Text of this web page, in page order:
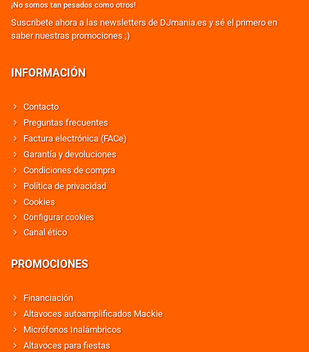
¡No somos tan pesados como otros!
Suscribete ahora a las newsletters de DJmania.es y sé el primero en
saber nuestras promociones ;)
INFORMACIÓN
Contacto
Preguntas frecuentes
Factura electrónica (FACe)
Garantía y devoluciones
Condiciones de compra
Política de privacidad
Cookies
Configurar cookies
Canal ético
PROMOCIONES
Financiación
Altavoces autoamplificados Mackie
Micrófonos Inalámbricos
Altavoces para fiestas